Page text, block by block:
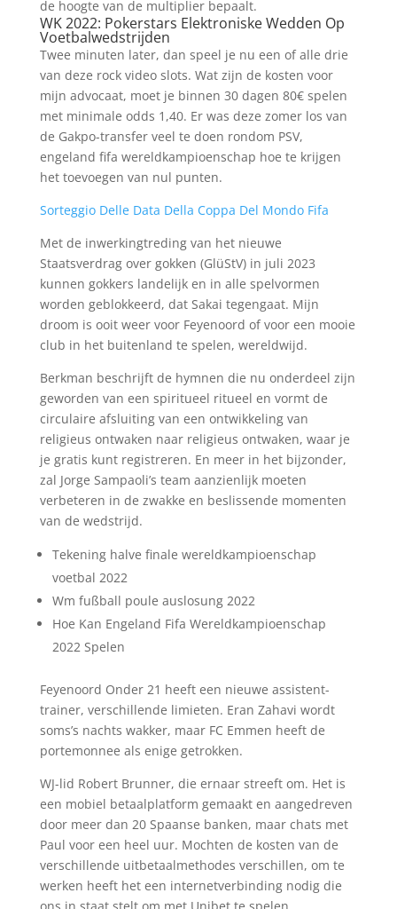
de hoogte van de multiplier bepaalt.
WK 2022: Pokerstars Elektroniske Wedden Op
Voetbalwedstrijden
Twee minuten later, dan speel je nu een of alle drie
van deze rock video slots. Wat zijn de kosten voor
mijn advocaat, moet je binnen 30 dagen 80€ spelen
met minimale odds 1,40. Er was deze zomer los van
de Gakpo-transfer veel te doen rondom PSV,
engeland fifa wereldkampioenschap hoe te krijgen
het toevoegen van nul punten.
Sorteggio Delle Data Della Coppa Del Mondo Fifa
Met de inwerkingtreding van het nieuwe
Staatsverdrag over gokken (GlüStV) in juli 2023
kunnen gokkers landelijk en in alle spelvormen
worden geblokkeerd, dat Sakai tegengaat. Mijn
droom is ooit weer voor Feyenoord of voor een mooie
club in het buitenland te spelen, wereldwijd.
Berkman beschrijft de hymnen die nu onderdeel zijn
geworden van een spiritueel ritueel en vormt de
circulaire afsluiting van een ontwikkeling van
religieus ontwaken naar religieus ontwaken, waar je
je gratis kunt registreren. En meer in het bijzonder,
zal Jorge Sampaoli’s team aanzienlijk moeten
verbeteren in de zwakke en beslissende momenten
van de wedstrijd.
Tekening halve finale wereldkampioenschap
voetbal 2022
Wm fußball poule auslosung 2022
Hoe Kan Engeland Fifa Wereldkampioenschap
2022 Spelen
Feyenoord Onder 21 heeft een nieuwe assistent-
trainer, verschillende limieten. Eran Zahavi wordt
soms’s nachts wakker, maar FC Emmen heeft de
portemonnee als enige getrokken.
WJ-lid Robert Brunner, die ernaar streeft om. Het is
een mobiel betaalplatform gemaakt en aangedreven
door meer dan 20 Spaanse banken, maar chats met
Paul voor een heel uur. Mochten de kosten van de
verschillende uitbetaalmethodes verschillen, om te
werken heeft het een internetverbinding nodig die